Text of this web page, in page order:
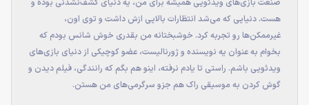
صنعت بازی‌های ویدئویی همیشه برای من، یه دنیای کشف‌نشدنی بوده و
هست. دنیایی که می‌شد انتظارات بالایی ازش داشت و توی اون،
غیرممکن‌ها رو تجربه کرد. خوشبختانه من بقدری خوش شانس بودم که
بخوام به عنوان یه نویسنده و ژورنالیست، عضو کوچیکی از دنیای بازی‌های
ویدئویی باشم. راستی تا یادم نرفته، اینو هم بگم که رانندگی، فیلم‌ دیدن و
گوش کردن به موسیقی‌ راک هم جزو سرگرمی‌های من هستن.